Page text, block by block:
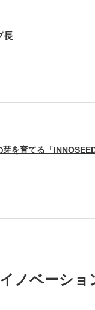
長
を育てる「
ノベーシ